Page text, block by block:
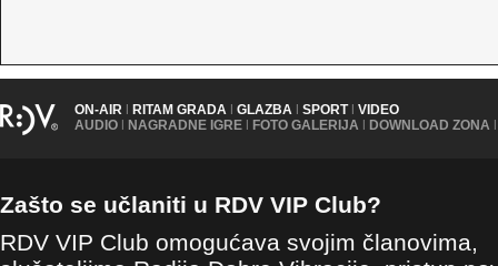
ON-AIR | RITAM GRADA | GLAZBA | SPORT | VIDEO
AUDIO | NAGRADNE IGRE | FOTO GALERIJA | DOWNLOAD ZONA |
Zašto se učlaniti u RDV VIP Club?
RDV VIP Club omogućava svojim članovima,